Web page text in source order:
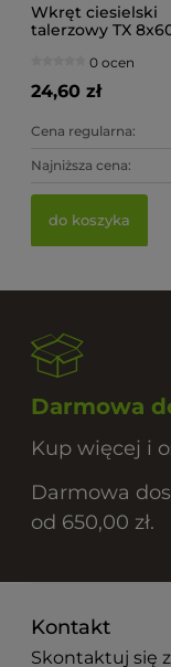
Wkręt ciesielski
talerzowy TX
0 ocen
24,60 zł
Cena regularna:
Najniższa cena:
do koszyka
Darmowa
Kup więcej i
Darmowa
od 650,00 zł.
Kontakt
Skontaktuj się